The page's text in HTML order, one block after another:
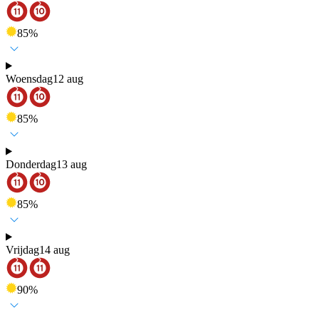
85%
Woensdag12 aug
85%
Donderdag13 aug
85%
Vrijdag14 aug
90%